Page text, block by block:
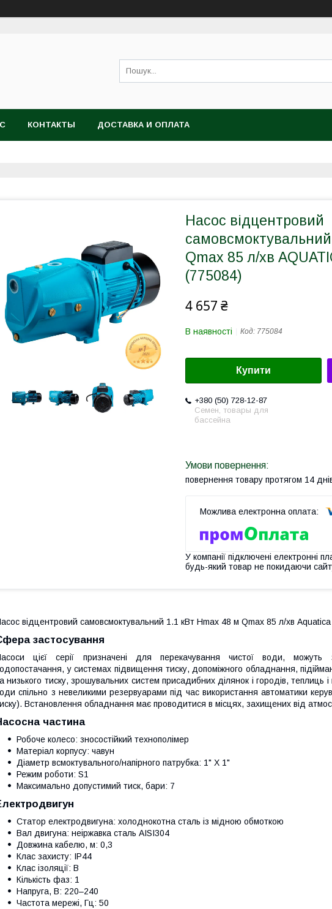
КОНТАКТЫ ДОСТАВКА И ОПЛАТА
Насос відцентровий
Qmax 85 л/хв
(775084)
4 657 ₴
В наявності Код: 775084
Купити
+380 (50) 728-12-87
Семен, товары для
бассейна
повернення товару протягом 14
У компанії підключені електронні
будь-який товар не покидаючи
відцентровий самовсмоктувальний 1.1 кВт Hmax 48 м Qmax 85 л/хв
застосування
цієї серії призначені для перекачування чистої води, можуть
у системах підвищення тиску, допоміжного обладнання,
низького тиску, зрошувальних систем присадибних ділянок і городів, теплиць
спільно з невеликими резервуарами під час використання автоматики
Встановлення обладнання має проводитися в місцях, захищених від
частина
Робоче колесо: зносостійкий технополімер
Матеріал корпусу: чавун
Діаметр всмоктувального/напірного патрубка: 1" Х 1"
Режим роботи: S1
Максимально допустимий тиск, бари: 7
Статор електродвигуна: холоднокотна сталь із мідною обмоткою
Вал двигуна: неіржавка сталь AISI304
Довжина кабелю, м: 0,3
Клас захисту: IP44
Клас ізоляції: В
Кількість фаз: 1
Напруга, В: 220–240
Частота мережі, Гц: 50